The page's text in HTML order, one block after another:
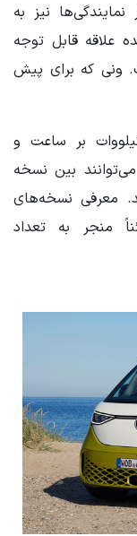
نیز به
علاقه قابل توجه
ونی که برای پیش
در نسخه‌ای با باتری ۸۲ کیلووات بر ساعت و
بین نسخه
معرفی نسخه‌های
منجر به تعداد